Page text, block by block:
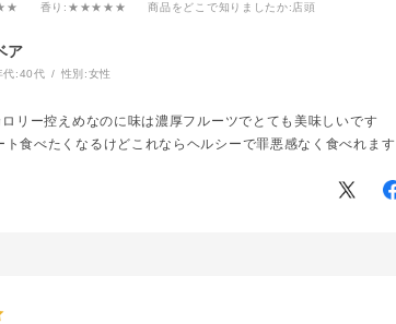
香り :★★★★★ 商品をどこで知りましたか:店頭
ア
代:40代 性別:女性
リー控えめなのに味は濃厚フルーツでとても美味しいです
ト食べたくなるけどこれならヘルシーで罪悪感なく食べれます